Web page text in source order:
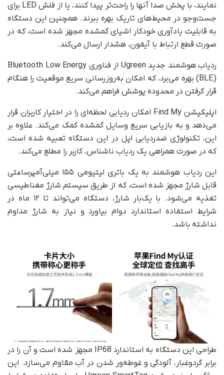
نمایند، با پخش صدا آنها را راحت‌تر پیدا کنند، یا از فلش LED برای
جست‌وجو در محیط‌های تاریک بهره ببرند. همچنین این دستگاه
به قابلیت یادآوری خودکار اشیای گمشده مجهز شده است، که در
صورت قطع ارتباط با آیفون، هشدار ارسال می‌کند.
ردیاب هوشمند جدید Ugreen از فناوری Bluetooth Low Energy
(BLE) بهره می‌برد، که امکان به‌روزرسانی سریع موقعیت را هنگام
قرار گرفتن در محدوده پوشش فراهم می‌کند.
اپلیکیشن Find My امکان ردیابی لحظه‌ای را در اختیار کاربران قرار
می‌دهد و به بازیابی سریع وسایل گمشده کمک می‌کند. علاوه بر
این، تکنولوژی ضدردیابی اپل در این دستگاه تعبیه شده است،
که در صورت همراهی یک ردیاب ناشناس، کاربر را مطلع می‌کند.
این ردیاب هوشمند به یک باتری لیتیومی ۱۵۵ میلی‌آمپرساعتی
قابل شارژ مجهز شده است، که از طریق سیستم شارژ مغناطیسی
تغذیه می‌شود. با یک‌بار شارژ، دستگاه می‌تواند تا ۱۲ ماه در
شرایط استفاده استاندارد دوام بیاورد و نیاز به شارژ مداوم
نداشته باشد.
طراحی این دستگاه به استاندارد IP68 مجهز شده است و آن را در
برابر گردوغبار، آلودگی و غوطه‌ور شدن در آب مقاوم می‌سازد. این